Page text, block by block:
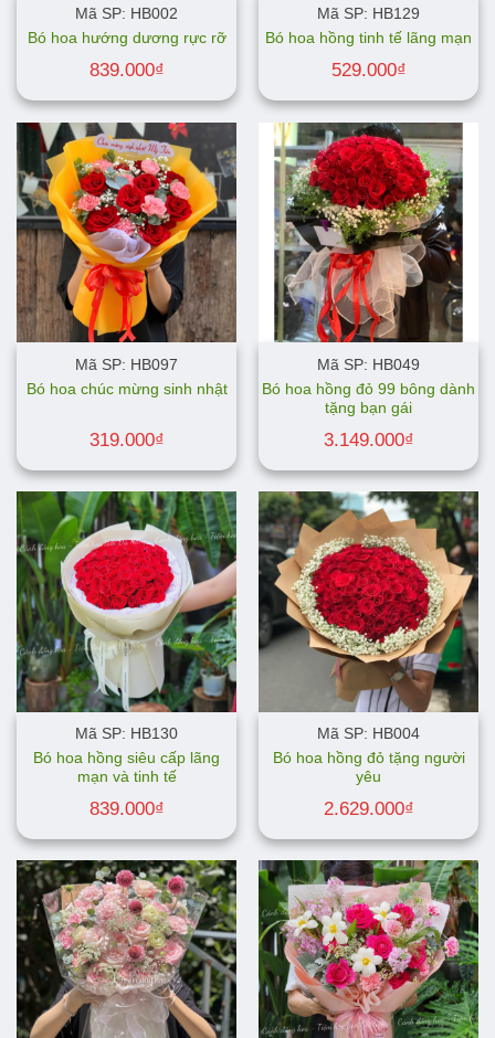
Mã SP: HB002
Bó hoa hướng dương rực rỡ
839.000₫
Mã SP: HB129
Bó hoa hồng tinh tế lãng mạn
529.000₫
Mã SP: HB097
Bó hoa chúc mừng sinh nhật
319.000₫
Mã SP: HB049
Bó hoa hồng đỏ 99 bông dành
tặng bạn gái
3.149.000₫
Mã SP: HB130
Bó hoa hồng siêu cấp lãng
mạn và tinh tế
839.000₫
Mã SP: HB004
Bó hoa hồng đỏ tặng người
yêu
2.629.000₫